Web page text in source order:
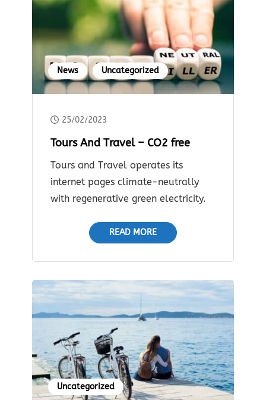
News Uncategorized
25/02/2023
Tours And Travel – CO2 free
Tours and Travel operates its
internet pages climate-neutrally
with regenerative green electricity.
READ MORE
Uncategorized